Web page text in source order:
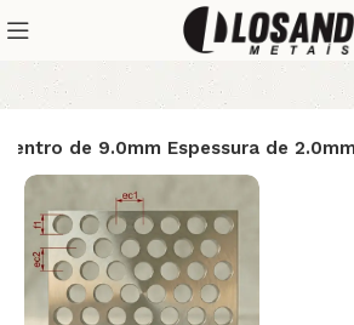
de 9.0mm Espessura de